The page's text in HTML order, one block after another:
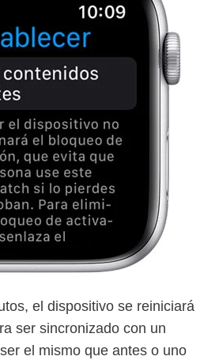
el dispositivo se reiniciará
ser sincronizado con un
el mismo que antes o uno